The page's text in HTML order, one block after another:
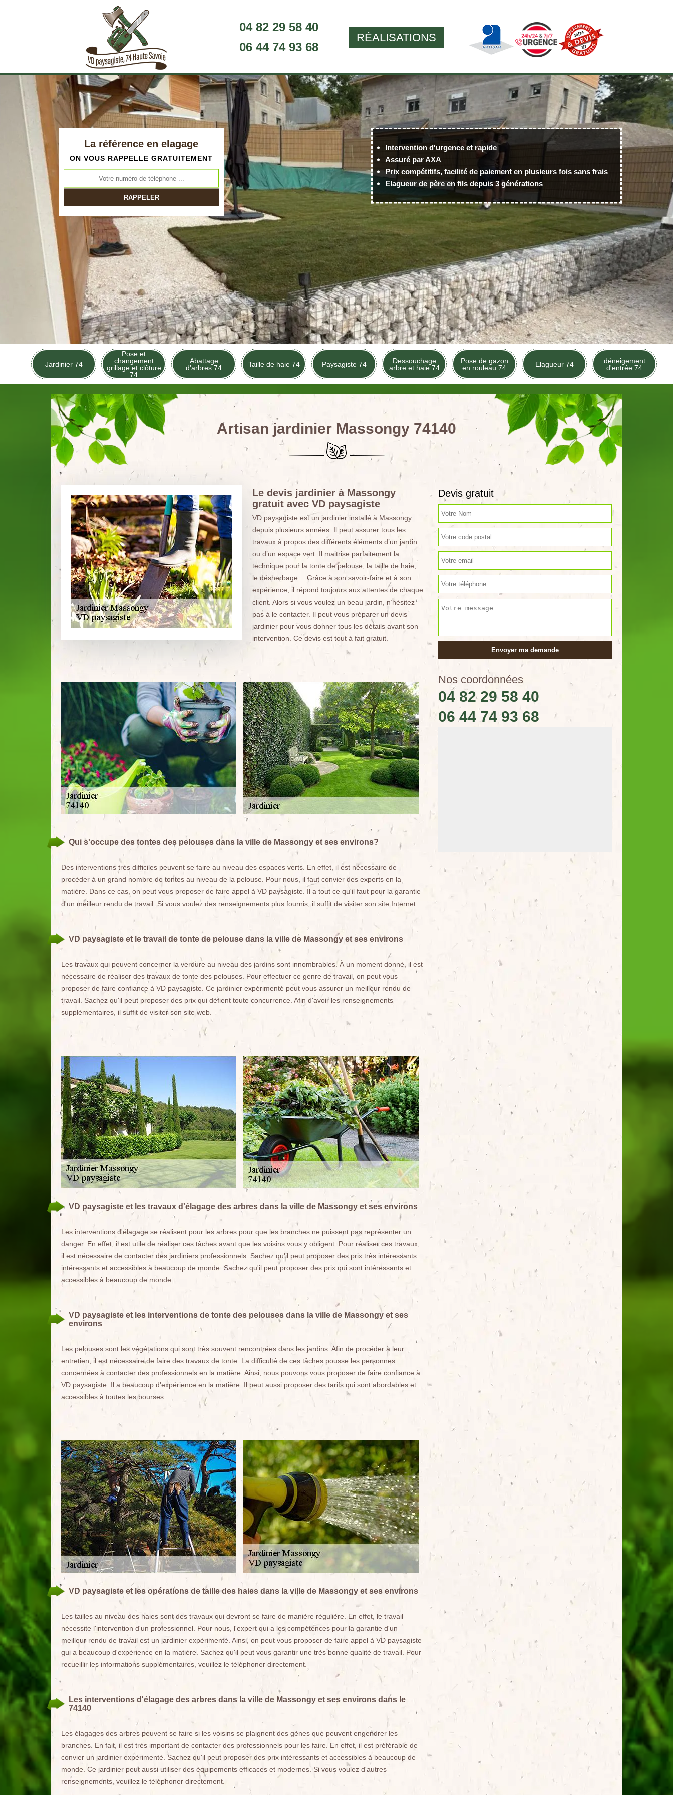
04 82 29 58 40
06 44 74 93 68
RÉALISATIONS
La référence en elagage
ON VOUS RAPPELLE GRATUITEMENT
Intervention d'urgence et rapide
Assuré par AXA
Prix compétitifs, facilité de paiement en plusieurs fois sans frais
Elagueur de père en fils depuis 3 générations
Jardinier 74
Pose et
changement
grillage et clôture
74
Abattage
d'arbres 74
Taille de haie 74 Paysagiste 74
Dessouchage
arbre et haie 74
Pose de gazon
en rouleau 74
Elagueur 74
déneigement
d'entrée 74
Artisan jardinier Massongy 74140
Le devis jardinier à Massongy
gratuit avec VD paysagiste
VD paysagiste est un jardinier installé à Massongy
depuis plusieurs années. Il peut assurer tous les
travaux à propos des différents éléments d’un jardin
ou d’un espace vert. Il maitrise parfaitement la
technique pour la tonte de pelouse, la taille de haie,
le désherbage… Grâce à son savoir-faire et à son
expérience, il répond toujours aux attentes de chaque
client. Alors si vous voulez un beau jardin, n’hésitez
pas à le contacter. Il peut vous préparer un devis
jardinier pour vous donner tous les détails avant son
intervention. Ce devis est tout à fait gratuit.
Qui s'occupe des tontes des pelouses dans la ville de Massongy et ses environs?
Des interventions très difficiles peuvent se faire au niveau des espaces verts. En effet, il est nécessaire de
procéder à un grand nombre de tontes au niveau de la pelouse. Pour nous, il faut convier des experts en la
matière. Dans ce cas, on peut vous proposer de faire appel à VD paysagiste. Il a tout ce qu'il faut pour la garantie
d'un meilleur rendu de travail. Si vous voulez des renseignements plus fournis, il suffit de visiter son site Internet.
VD paysagiste et le travail de tonte de pelouse dans la ville de Massongy et ses environs
Les travaux qui peuvent concerner la verdure au niveau des jardins sont innombrables. À un moment donné, il est
nécessaire de réaliser des travaux de tonte des pelouses. Pour effectuer ce genre de travail, on peut vous
proposer de faire confiance à VD paysagiste. Ce jardinier expérimenté peut vous assurer un meilleur rendu de
travail. Sachez qu'il peut proposer des prix qui défient toute concurrence. Afin d'avoir les renseignements
supplémentaires, il suffit de visiter son site web.
VD paysagiste et les travaux d'élagage des arbres dans la ville de Massongy et ses environs
Les interventions d'élagage se réalisent pour les arbres pour que les branches ne puissent pas représenter un
danger. En effet, il est utile de réaliser ces tâches avant que les voisins vous y obligent. Pour réaliser ces travaux,
il est nécessaire de contacter des jardiniers professionnels. Sachez qu'il peut proposer des prix très intéressants
intéressants et accessibles à beaucoup de monde. Sachez qu'il peut proposer des prix qui sont intéressants et
accessibles à beaucoup de monde.
VD paysagiste et les interventions de tonte des pelouses dans la ville de Massongy et ses
environs
Les pelouses sont les végétations qui sont très souvent rencontrées dans les jardins. Afin de procéder à leur
entretien, il est nécessaire de faire des travaux de tonte. La difficulté de ces tâches pousse les personnes
concernées à contacter des professionnels en la matière. Ainsi, nous pouvons vous proposer de faire confiance à
VD paysagiste. Il a beaucoup d'expérience en la matière. Il peut aussi proposer des tarifs qui sont abordables et
accessibles à toutes les bourses.
VD paysagiste et les opérations de taille des haies dans la ville de Massongy et ses environs
Les tailles au niveau des haies sont des travaux qui devront se faire de manière régulière. En effet, le travail
nécessite l'intervention d'un professionnel. Pour nous, l'expert qui a les compétences pour la garantie d'un
meilleur rendu de travail est un jardinier expérimenté. Ainsi, on peut vous proposer de faire appel à VD paysagiste
qui a beaucoup d'expérience en la matière. Sachez qu'il peut vous garantir une très bonne qualité de travail. Pour
recueillir les informations supplémentaires, veuillez le téléphoner directement.
Les interventions d'élagage des arbres dans la ville de Massongy et ses environs dans le
74140
Les élagages des arbres peuvent se faire si les voisins se plaignent des gènes que peuvent engendrer les
branches. En fait, il est très important de contacter des professionnels pour les faire. En effet, il est préférable de
convier un jardinier expérimenté. Sachez qu'il peut proposer des prix intéressants et accessibles à beaucoup de
monde. Ce jardinier peut aussi utiliser des équipements efficaces et modernes. Si vous voulez d'autres
renseignements, veuillez le téléphoner directement.
Devis gratuit
Nos coordonnées
04 82 29 58 40
06 44 74 93 68